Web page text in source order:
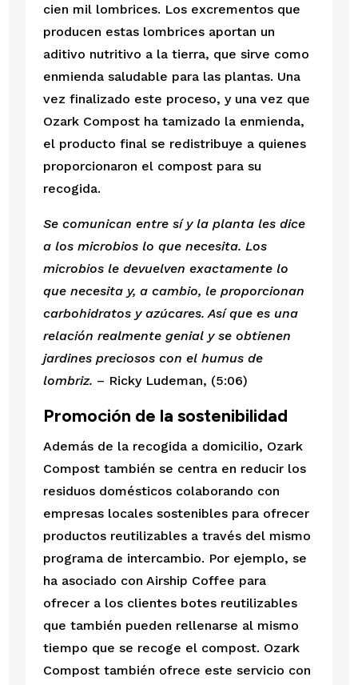
cien mil lombrices. Los excrementos que
producen estas lombrices aportan un
aditivo nutritivo a la tierra, que sirve como
enmienda saludable para las plantas. Una
vez finalizado este proceso, y una vez que
Ozark Compost ha tamizado la enmienda,
el producto final se redistribuye a quienes
proporcionaron el compost para su
recogida.
Se comunican entre sí y la planta les dice
a los microbios lo que necesita. Los
microbios le devuelven exactamente lo
que necesita y, a cambio, le proporcionan
carbohidratos y azúcares. Así que es una
relación realmente genial y se obtienen
jardines preciosos con el humus de
lombriz. – Ricky Ludeman, (5:06)
Promoción de la sostenibilidad
Además de la recogida a domicilio, Ozark
Compost también se centra en reducir los
residuos domésticos colaborando con
empresas locales sostenibles para ofrecer
productos reutilizables a través del mismo
programa de intercambio. Por ejemplo, se
ha asociado con Airship Coffee para
ofrecer a los clientes botes reutilizables
que también pueden rellenarse al mismo
tiempo que se recoge el compost. Ozark
Compost también ofrece este servicio con